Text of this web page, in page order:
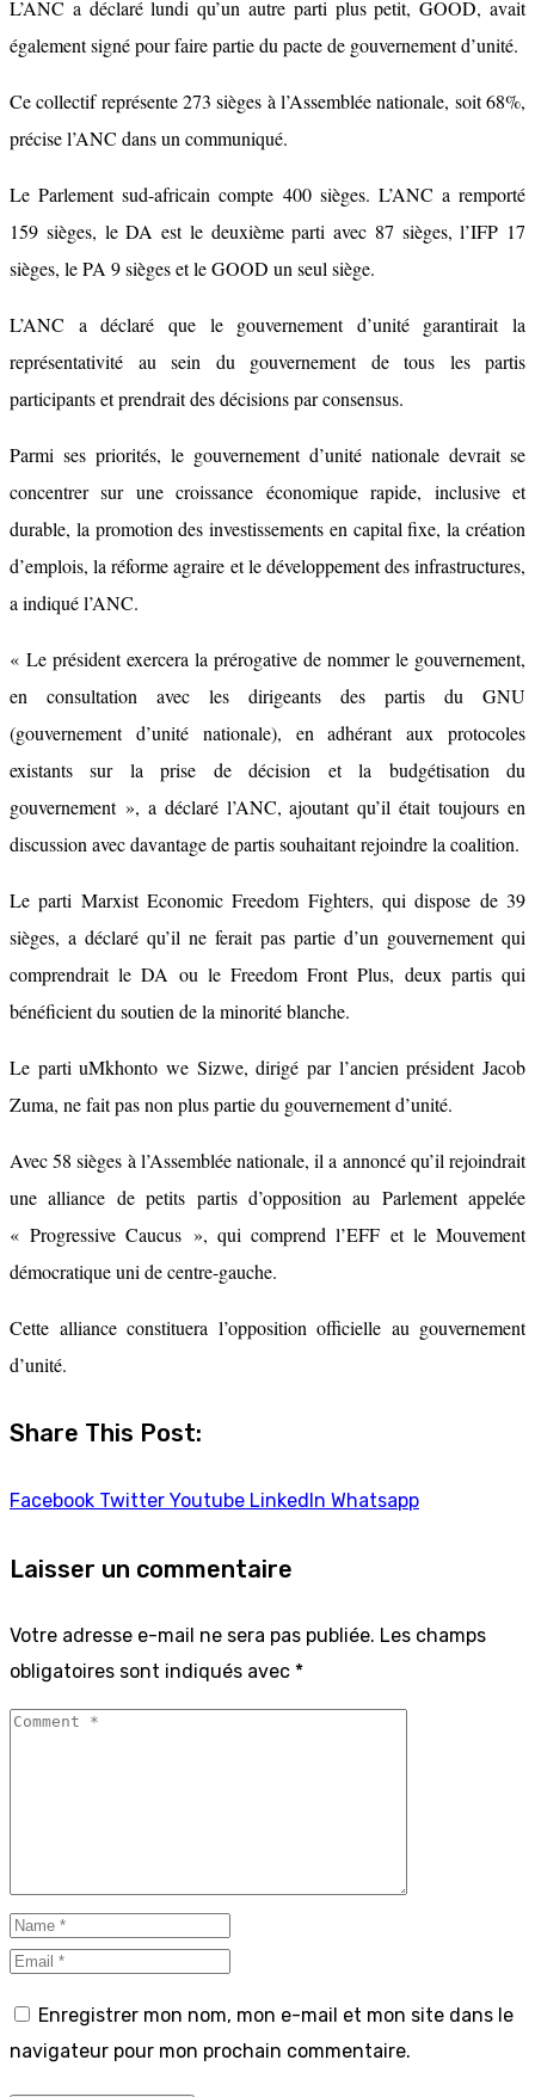
L’ANC a déclaré lundi qu’un autre parti plus petit, GOOD, avait
également signé pour faire partie du pacte de gouvernement d’unité.
Ce collectif représente 273 sièges à l’Assemblée nationale, soit 68%,
précise l’ANC dans un communiqué.
Le Parlement sud-africain compte 400 sièges. L’ANC a remporté
159 sièges, le DA est le deuxième parti avec 87 sièges, l’IFP 17
sièges, le PA 9 sièges et le GOOD un seul siège.
L’ANC a déclaré que le gouvernement d’unité garantirait la
représentativité au sein du gouvernement de tous les partis
participants et prendrait des décisions par consensus.
Parmi ses priorités, le gouvernement d’unité nationale devrait se
concentrer sur une croissance économique rapide, inclusive et
durable, la promotion des investissements en capital fixe, la création
d’emplois, la réforme agraire et le développement des infrastructures,
a indiqué l’ANC.
« Le président exercera la prérogative de nommer le gouvernement,
en consultation avec les dirigeants des partis du GNU
(gouvernement d’unité nationale), en adhérant aux protocoles
existants sur la prise de décision et la budgétisation du
gouvernement », a déclaré l’ANC, ajoutant qu’il était toujours en
discussion avec davantage de partis souhaitant rejoindre la coalition.
Le parti Marxist Economic Freedom Fighters, qui dispose de 39
sièges, a déclaré qu’il ne ferait pas partie d’un gouvernement qui
comprendrait le DA ou le Freedom Front Plus, deux partis qui
bénéficient du soutien de la minorité blanche.
Le parti uMkhonto we Sizwe, dirigé par l’ancien président Jacob
Zuma, ne fait pas non plus partie du gouvernement d’unité.
Avec 58 sièges à l’Assemblée nationale, il a annoncé qu’il rejoindrait
une alliance de petits partis d’opposition au Parlement appelée
« Progressive Caucus », qui comprend l’EFF et le Mouvement
démocratique uni de centre-gauche.
Cette alliance constituera l’opposition officielle au gouvernement
d’unité.
Share This Post:
Facebook Twitter Youtube LinkedIn Whatsapp
Laisser un commentaire
Votre adresse e-mail ne sera pas publiée. Les champs
obligatoires sont indiqués avec *
Enregistrer mon nom, mon e-mail et mon site dans le
navigateur pour mon prochain commentaire.